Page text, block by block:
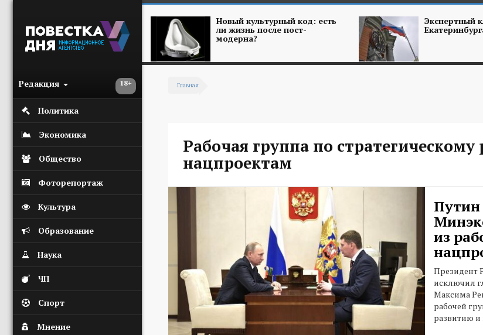
18+
Редакция
Политика
Экономика
Общество
Фоторепортаж
Культура
Образование
Наука
ЧП
Спорт
Мнение
Новый культурный код: есть
ли жизнь после пост-
модерна?
Экспертный
Главная
Рабочая группа по
нацпроектам
Путин
из
Президент
исключил
Максима
рабочей
развитию